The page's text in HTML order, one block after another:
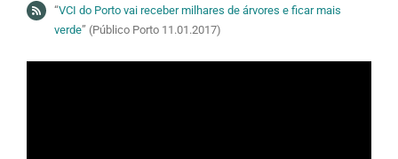
“VCI do Porto vai receber milhares de árvores e ficar mais
verde” (Público Porto 11.01.2017)